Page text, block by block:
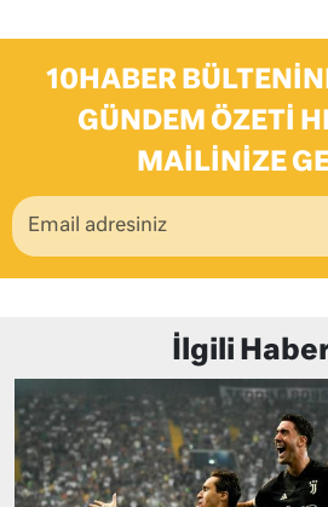
10HABER
GÜNDEM ÖZETI
MAILINIZE
İlgili